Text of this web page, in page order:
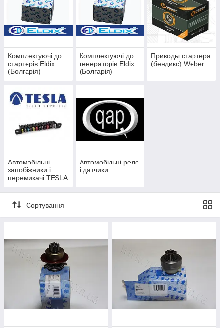
Комплектуючі до
стартерів Eldix
(Болгарія)
Комплектуючі до
генераторів Eldix
(Болгарія)
Приводы стартера
(бендикс) Weber
Автомобільні
запобіжники і
перемикачі TESLA
Автомобільні реле
і датчики
Сортування